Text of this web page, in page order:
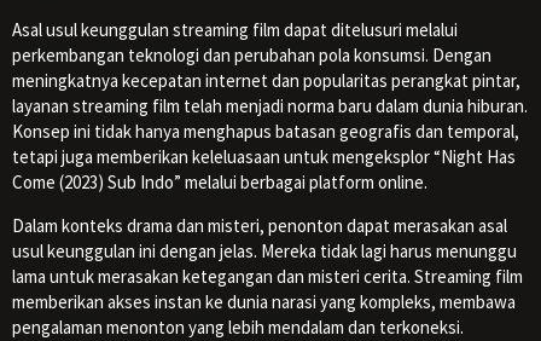
Asal usul keunggulan streaming film dapat ditelusuri melalui
perkembangan teknologi dan perubahan pola konsumsi. Dengan
meningkatnya kecepatan internet dan popularitas perangkat pintar,
layanan streaming film telah menjadi norma baru dalam dunia hiburan.
Konsep ini tidak hanya menghapus batasan geografis dan temporal,
tetapi juga memberikan keleluasaan untuk mengeksplor “Night Has
Come (2023) Sub Indo” melalui berbagai platform online.
Dalam konteks drama dan misteri, penonton dapat merasakan asal
usul keunggulan ini dengan jelas. Mereka tidak lagi harus menunggu
lama untuk merasakan ketegangan dan misteri cerita. Streaming film
memberikan akses instan ke dunia narasi yang kompleks, membawa
pengalaman menonton yang lebih mendalam dan terkoneksi.